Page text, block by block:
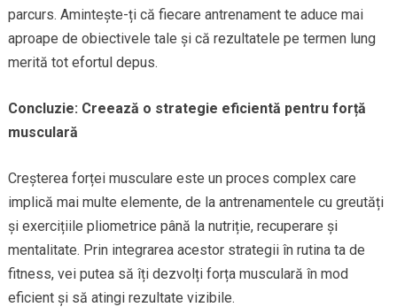
parcurs. Amintește-ți că fiecare antrenament te aduce mai
aproape de obiectivele tale și că rezultatele pe termen lung
merită tot efortul depus.
Concluzie: Creează o strategie eficientă pentru forță
musculară
Creșterea forței musculare este un proces complex care
implică mai multe elemente, de la antrenamentele cu greutăți
și exercițiile pliometrice până la nutriție, recuperare și
mentalitate. Prin integrarea acestor strategii în rutina ta de
fitness, vei putea să îți dezvolți forța musculară în mod
eficient și să atingi rezultate vizibile.